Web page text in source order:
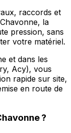
raccords et
la
pression, sans
votre matériel.
et dans les
Acy), vous
rapide sur site,
en route de
?